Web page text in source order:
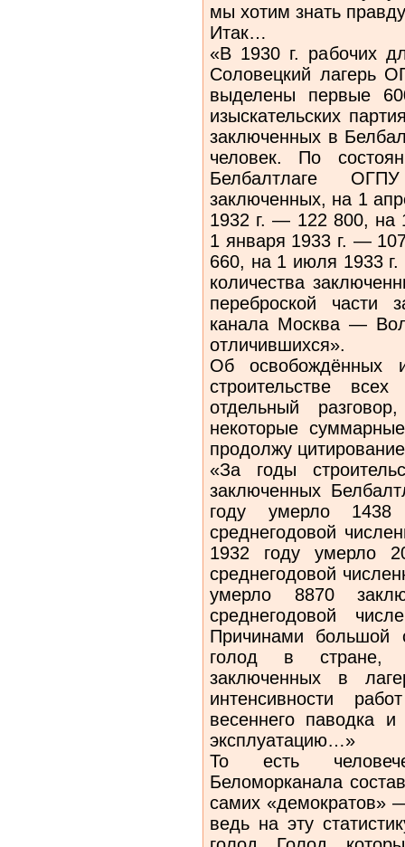
мы хотим знать
Итак…
«В 1930 г. рабочих
Соловецкий лагерь
выделены первые
изыскательских
заключенных в
человек. По
Белбалтлаге
заключенных, на 1
1932 г. — 122 800, на
1 января 1933 г. —
660, на 1 июля 1933
количества
переброской части
канала Москва —
отличившихся».
Об освобождённых
строительстве
отдельный
некоторые
продолжу
«За годы
заключенных
году умерло
среднегодовой
1932 году умерло
среднегодовой
умерло 8870
среднегодовой
Причинами большой
голод в стране,
заключенных в
интенсивности
весеннего паводка
эксплуатацию…»
То есть
Беломорканала
самих «демократов»
ведь на эту